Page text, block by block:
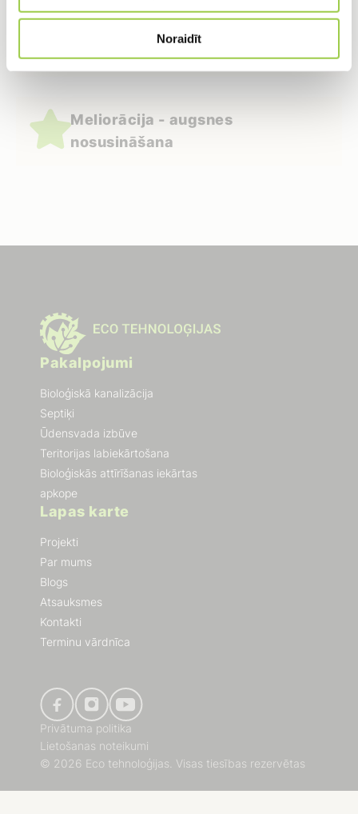
Noraidīt
Materiāli drenāžas laukiem un to
ierīkošana
Meliorācija - augsnes
nosusināšana
Pakalpojumi
Bioloģiskā kanalizācija
Septiķi
Ūdensvada izbūve
Teritorijas labiekārtošana
Bioloģiskās attīrīšanas iekārtas
apkope
Lapas karte
Projekti
Par mums
Blogs
Atsauksmes
Kontakti
Terminu vārdnīca
© 2026 Eco tehnoloģijas. Visas tiesības rezervētas
Privātuma politika
Lietošanas noteikumi